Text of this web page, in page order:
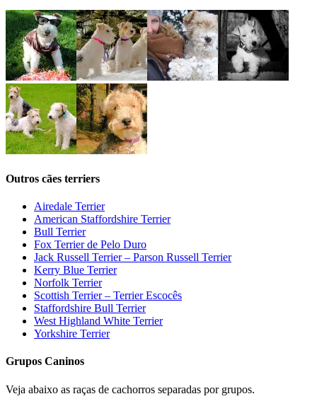
Outros cães terriers
Airedale Terrier
American Staffordshire Terrier
Bull Terrier
Fox Terrier de Pelo Duro
Jack Russell Terrier – Parson Russell Terrier
Kerry Blue Terrier
Norfolk Terrier
Scottish Terrier – Terrier Escocês
Staffordshire Bull Terrier
West Highland White Terrier
Yorkshire Terrier
Grupos Caninos
Veja abaixo as raças de cachorros separadas por grupos.